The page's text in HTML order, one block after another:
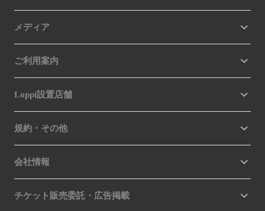
メディア
ご利用案内
Loppi設置店舗
規約・その他
会社情報
チケット販売委託・広告掲載